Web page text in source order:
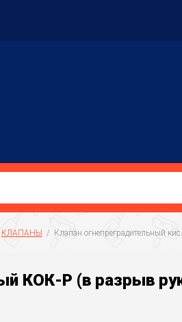
КЛАПАНЫ
/  Клапан огнепреградительный
КОК-Р (в разрыв